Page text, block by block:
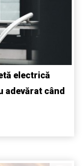
electrică
adevărat când